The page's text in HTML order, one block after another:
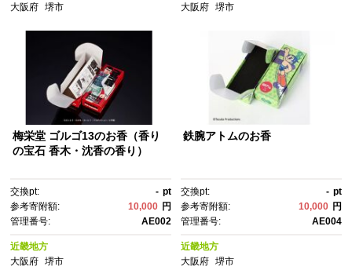
大阪府
堺市
大阪府 堺市
梅栄堂 ゴルゴ13のお香（香り
の宝石 香木・沈香の香り）
交換pt: - pt
参考寄附額:
10,000 円
管理番号:
AE002
近畿地方
大阪府
堺市
鉄腕アトムのお香
交換pt: - pt
参考寄附額:
10,000 円
管理番号:
AE004
近畿地方
大阪府 堺市